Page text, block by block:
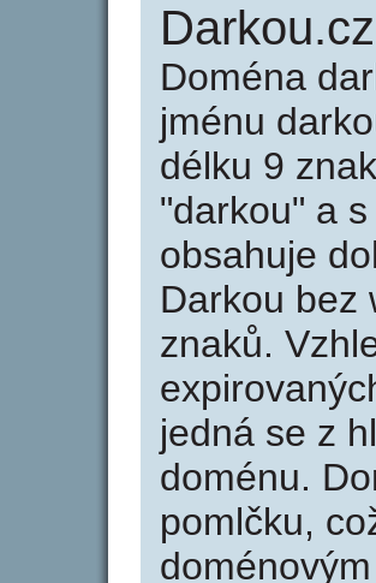
Darkou.cz
Doména
jménu
délku 9
"darkou" a
obsahuje
Darkou bez
znaků.
jedná se z
doménu.
pomlčku,